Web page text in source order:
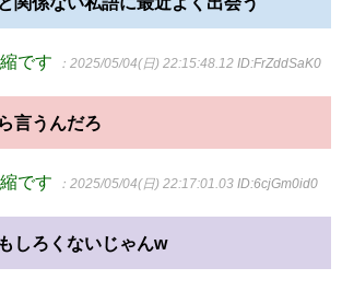
です ：2025/05/04(日) 22:15:48.12 ID:FrZddSaK0
言うんだろ
です ：2025/05/04(日) 22:17:01.03 ID:6cjGm0id0
しろくないじゃんw